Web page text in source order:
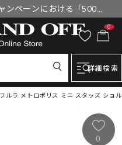
ンペーンにおける「500円
と補填について
0
詳細検索
フルラ メトロポリス ミニ スタッズ ショ
0